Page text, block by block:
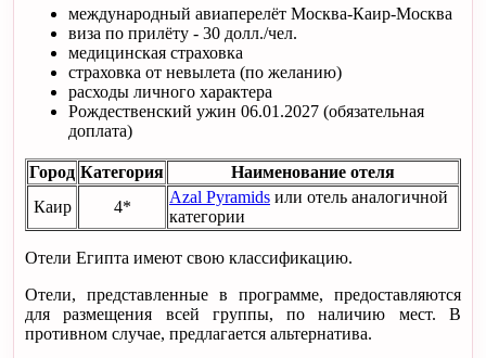
международный авиаперелёт Москва-Каир-Москва
виза по прилёту - 30 долл./чел.
медицинская страховка
страховка от невылета (по желанию)
расходы личного характера
Рождественский ужин 06.01.2027 (обязательная
доплата)
Город Категория
Наименование отеля
Каир
4*
Azal Pyramids или отель аналогичной
категории
Отели Египта имеют свою классификацию.
Отели, представленные в программе, предоставляются
для размещения всей группы, по наличию мест. В
противном случае, предлагается альтернатива.